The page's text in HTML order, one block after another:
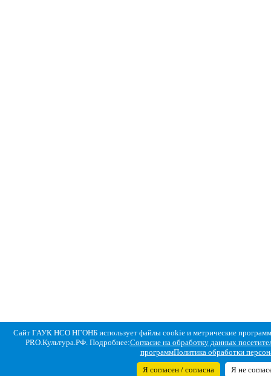
Сайт ГАУК НСО НГОНБ использует файлы cookie и метрические
PRO.Культура.РФ. Подробнее:Согласие на обработку данных
программПолитика обработки
Я согласен / согласна Я не